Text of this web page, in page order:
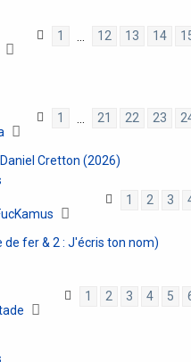
1 12 13 14
1 21 22 23
Cretton (2026)
1 2 3
de fer & 2 : J'écris ton nom)
1 2 3 4 5